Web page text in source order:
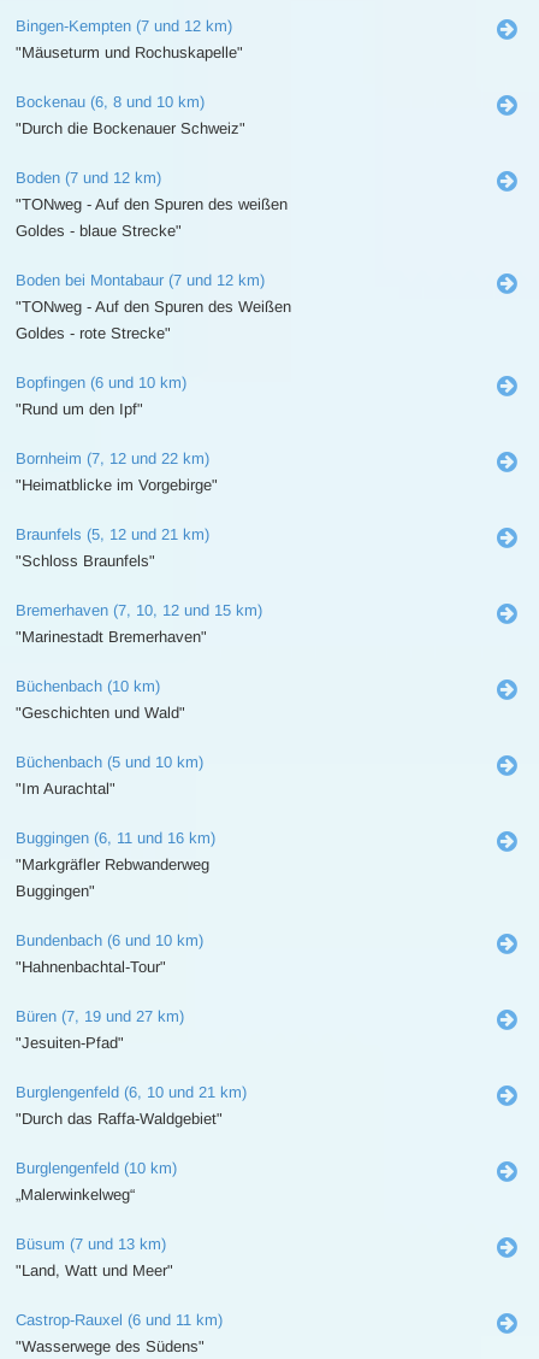
Bingen-Kempten (7 und 12 km)
"Mäuseturm und Rochuskapelle"
Bockenau (6, 8 und 10 km)
"Durch die Bockenauer Schweiz"
Boden (7 und 12 km)
"TONweg - Auf den Spuren des weißen
Goldes - blaue Strecke"
Boden bei Montabaur (7 und 12 km)
"TONweg - Auf den Spuren des Weißen
Goldes - rote Strecke"
Bopfingen (6 und 10 km)
"Rund um den Ipf"
Bornheim (7, 12 und 22 km)
"Heimatblicke im Vorgebirge"
Braunfels (5, 12 und 21 km)
"Schloss Braunfels"
Bremerhaven (7, 10, 12 und 15 km)
"Marinestadt Bremerhaven"
Büchenbach (10 km)
"Geschichten und Wald"
Büchenbach (5 und 10 km)
"Im Aurachtal"
Buggingen (6, 11 und 16 km)
"Markgräfler Rebwanderweg
Buggingen"
Bundenbach (6 und 10 km)
"Hahnenbachtal-Tour"
Büren (7, 19 und 27 km)
"Jesuiten-Pfad"
Burglengenfeld (6, 10 und 21 km)
"Durch das Raffa-Waldgebiet"
Burglengenfeld (10 km)
„Malerwinkelweg“
Büsum (7 und 13 km)
"Land, Watt und Meer"
Castrop-Rauxel (6 und 11 km)
"Wasserwege des Südens"